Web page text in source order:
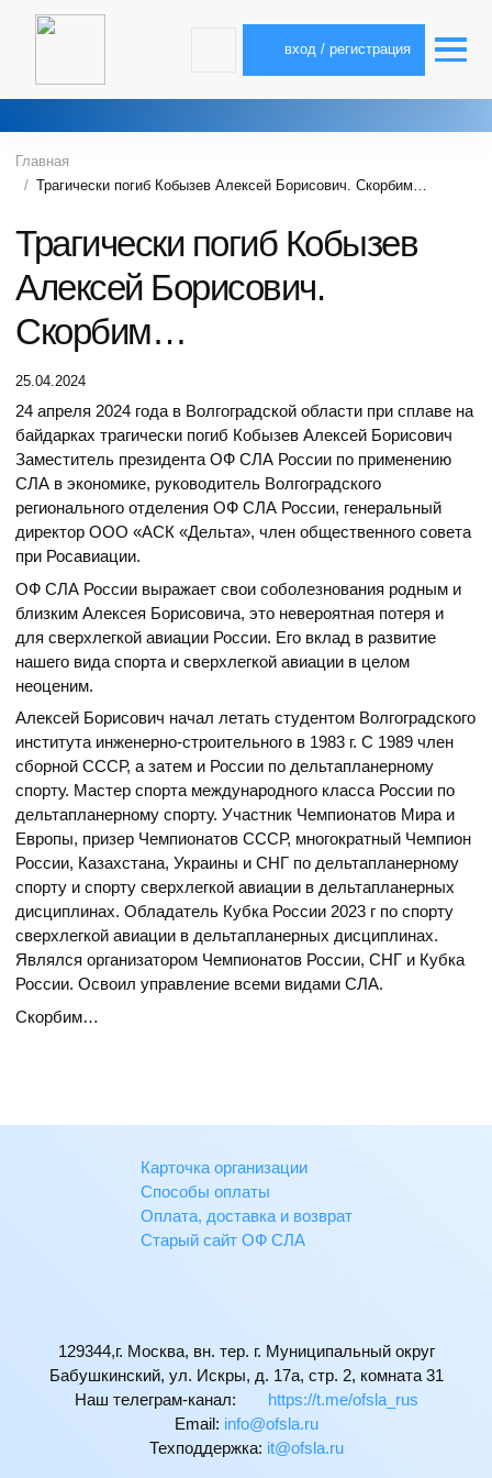
вход / регистрация
Главная
Трагически погиб Кобызев Алексей Борисович. Скорбим…
Трагически погиб Кобызев
Алексей Борисович.
Скорбим…
25.04.2024
24 апреля 2024 года в Волгоградской области при сплаве на
байдарках трагически погиб Кобызев Алексей Борисович
Заместитель президента ОФ СЛА России по применению
СЛА в экономике, руководитель Волгоградского
регионального отделения ОФ СЛА России, генеральный
директор ООО «АСК «Дельта», член общественного совета
при Росавиации.
ОФ СЛА России выражает свои соболезнования родным и
близким Алексея Борисовича, это невероятная потеря и
для сверхлегкой авиации России. Его вклад в развитие
нашего вида спорта и сверхлегкой авиации в целом
неоценим.
Алексей Борисович начал летать студентом Волгоградского
института инженерно-строительного в 1983 г. С 1989 член
сборной СССР, а затем и России по дельтапланерному
спорту. Мастер спорта международного класса России по
дельтапланерному спорту. Участник Чемпионатов Мира и
Европы, призер Чемпионатов СССР, многократный Чемпион
России, Казахстана, Украины и СНГ по дельтапланерному
спорту и спорту сверхлегкой авиации в дельтапланерных
дисциплинах. Обладатель Кубка России 2023 г по спорту
сверхлегкой авиации в дельтапланерных дисциплинах.
Являлся организатором Чемпионатов России, СНГ и Кубка
России. Освоил управление всеми видами СЛА.
Скорбим…
Карточка организации
Способы оплаты
Оплата, доставка и возврат
Старый сайт ОФ СЛА
129344,г. Москва, вн. тер. г. Муниципальный округ
Бабушкинский, ул. Искры, д. 17а, стр. 2, комната 31
Наш телеграм-канал:
https://t.me/ofsla_rus
Email: ur.alsfo@ofni
Техподдержка: ur.alsfo@ti